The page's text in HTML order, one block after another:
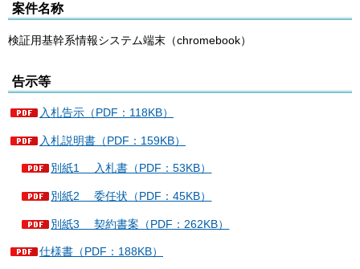
案件名称
検証用基幹系情報システム端末（chromebook）
告示等
入札告示（PDF：118KB）
入札説明書（PDF：159KB）
別紙1 入札書（PDF：53KB）
別紙2 委任状（PDF：45KB）
別紙3 契約書案（PDF：262KB）
仕様書（PDF：188KB）